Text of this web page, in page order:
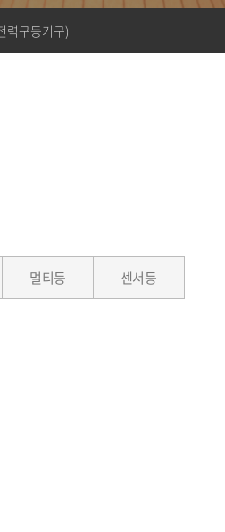
력구등기구)
멀티등 센서등